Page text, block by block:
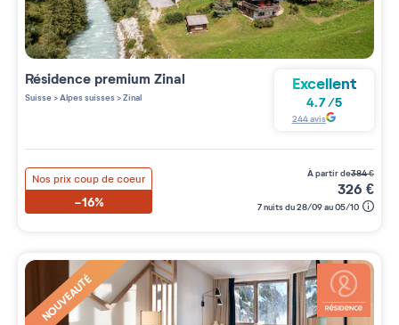
Résidence premium Zinal
Suisse>Alpes suisses>Zinal
Excellent
4.7/5
244avis
Nos prix coup de coeur
-16%
à partir de384€
326 €
7 nuits du 28/09 au 05/10
NOUVEAUTÉ